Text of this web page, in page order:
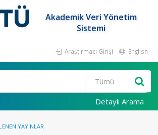
Akademik Veri Yönetim
Sistemi
Araştırmacı Girişi English
Detaylı Arama
YAYINLAR